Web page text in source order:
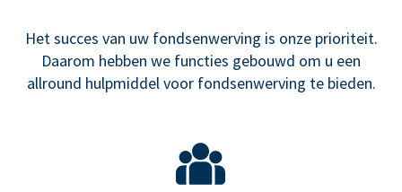
Het succes van uw fondsenwerving is onze prioriteit.
Daarom hebben we functies gebouwd om u een
allround hulpmiddel voor fondsenwerving te bieden.